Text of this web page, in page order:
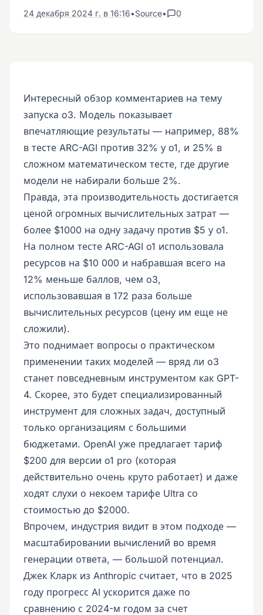
24 декабря 2024 г. в 16:16•Source• 0
Интересный обзор комментариев на тему
запуска o3. Модель показывает
впечатляющие результаты — например, 88%
в тесте ARC-AGI против 32% у o1, и 25% в
сложном математическом тесте, где другие
модели не набирали больше 2%.
Правда, эта производительность достигается
ценой огромных вычислительных затрат —
более $1000 на одну задачу против $5 у o1.
На полном тесте ARC-AGI o1 использовала
ресурсов на $10 000 и набравшая всего на
12% меньше баллов, чем o3,
использовавшая в 172 раза больше
вычислительных ресурсов (цену им еще не
сложили).
Это поднимает вопросы о практическом
применении таких моделей — вряд ли o3
станет повседневным инструментом как GPT-
4. Скорее, это будет специализированный
инструмент для сложных задач, доступный
только организациям с большими
бюджетами. OpenAI уже предлагает тариф
$200 для версии o1 pro (которая
действительно очень круто работает) и даже
ходят слухи о некоем тарифе Ultra со
стоимостью до $2000.
Впрочем, индустрия видит в этом подходе —
масштабировании вычислений во время
генерации ответа, — большой потенциал.
Джек Кларк из Anthropic считает, что в 2025
году прогресс AI ускорится даже по
сравнению с 2024-м годом за счет